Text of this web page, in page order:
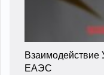
Взаимодействие
ЕАЭС